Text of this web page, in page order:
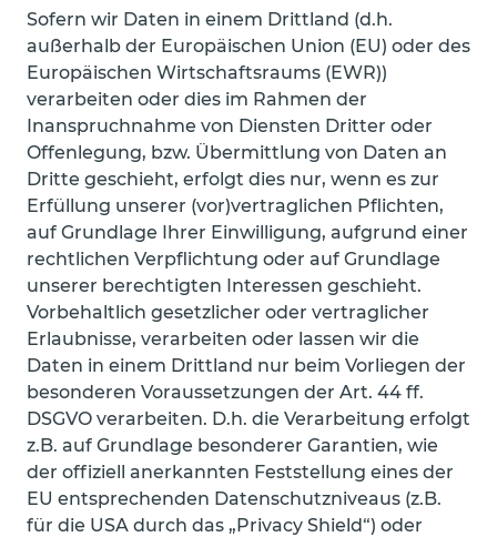
Sofern wir Daten in einem Drittland (d.h.
außerhalb der Europäischen Union (EU) oder des
Europäischen Wirtschaftsraums (EWR))
verarbeiten oder dies im Rahmen der
Inanspruchnahme von Diensten Dritter oder
Offenlegung, bzw. Übermittlung von Daten an
Dritte geschieht, erfolgt dies nur, wenn es zur
Erfüllung unserer (vor)vertraglichen Pflichten,
auf Grundlage Ihrer Einwilligung, aufgrund einer
rechtlichen Verpflichtung oder auf Grundlage
unserer berechtigten Interessen geschieht.
Vorbehaltlich gesetzlicher oder vertraglicher
Erlaubnisse, verarbeiten oder lassen wir die
Daten in einem Drittland nur beim Vorliegen der
besonderen Voraussetzungen der Art. 44 ff.
DSGVO verarbeiten. D.h. die Verarbeitung erfolgt
z.B. auf Grundlage besonderer Garantien, wie
der offiziell anerkannten Feststellung eines der
EU entsprechenden Datenschutzniveaus (z.B.
für die USA durch das „Privacy Shield“) oder